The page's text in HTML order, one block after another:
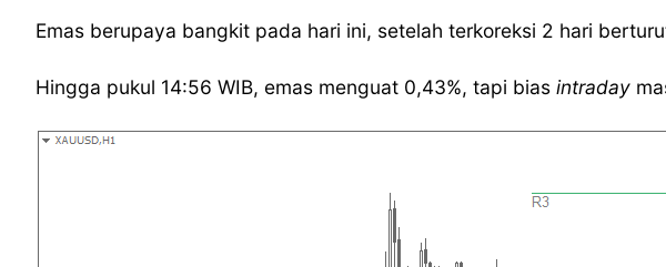
Emas berupaya bangkit pada hari ini, setelah terkoreksi 2 hari
Hingga pukul 14:56 WIB, emas menguat 0,43%, tapi bias intraday